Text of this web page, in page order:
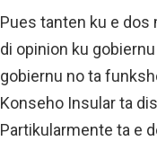
Pues tanten ku e dos
di opinion ku
gobiernu no ta
Konseho Insular ta
Partikularmente ta e